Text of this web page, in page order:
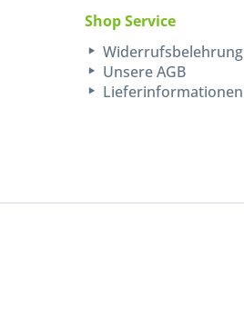
Shop Service
Widerrufsbelehrung
Unsere AGB
Lieferinformationen